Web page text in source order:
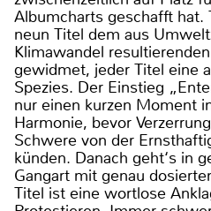
Albumcharts geschafft hat.
neun Titel dem aus
Klimawandel
gewidmet, jeder Titel eine
Spezies. Der Einstieg
nur einen kurzen Moment
Harmonie, bevor
Schwere von der
künden. Danach geht‘s in
Gangart mit genau
Titel ist eine wortlose